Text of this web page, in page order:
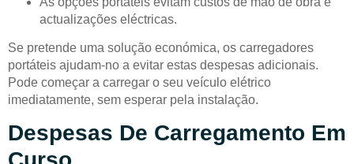
actualizações eléctricas.
Se pretende uma solução económica, os carregadores
portáteis ajudam-no a evitar estas despesas adicionais.
Pode começar a carregar o seu veículo elétrico
imediatamente, sem esperar pela instalação.
Despesas De Carregamento Em